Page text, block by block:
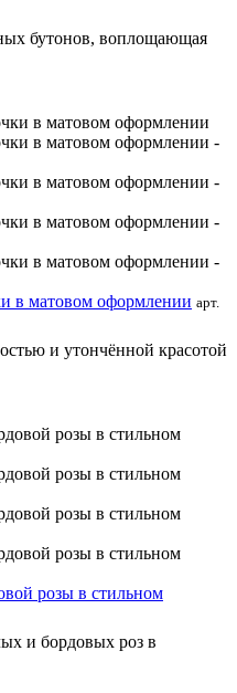
бутонов, воплощающая
в матовом оформлении арт.
и утончённой красотой
розы в стильном
и бордовых роз в